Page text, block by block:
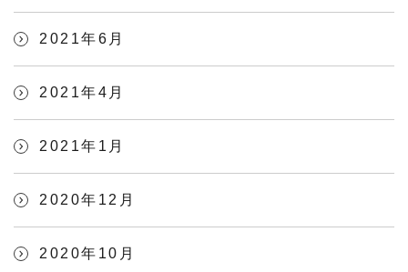
2021年6月
2021年4月
2021年1月
2020年12月
2020年10月